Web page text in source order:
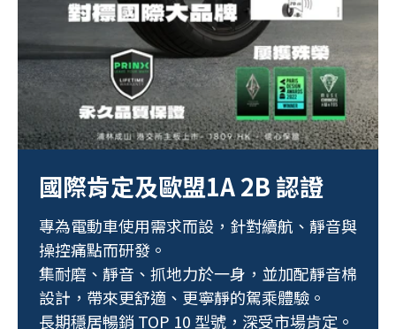
國際肯定及歐盟1A 2B 認證
專為電動車使用需求而設，針對續航、靜音與
操控痛點而研發。
集耐磨、靜音、抓地力於一身，並加配靜音棉
設計，帶來更舒適、更寧靜的駕乘體驗。
長期穩居暢銷 TOP 10 型號，深受市場肯定。